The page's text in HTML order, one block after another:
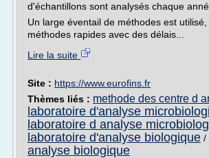
d'échantillons sont analysés chaque
Un large éventail de méthodes est
méthodes rapides avec des délais...
Lire la suite
Site : https://www.eurofins.fr
Thèmes liés : methode des centre d
laboratoire d'analyse
laboratoire d analyse
laboratoire d'analyse biologique /
analyse biologique